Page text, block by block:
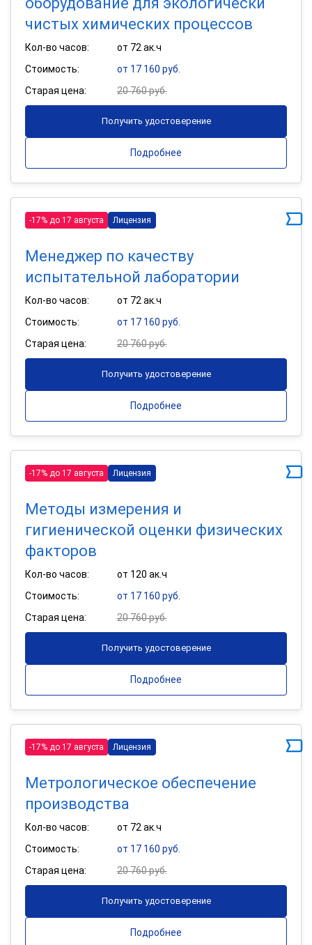
чистых химических процессов
Кол-во часов:
от 72 ак.ч
Стоимость:
от 17 160 руб.
Старая цена:
20 760 руб.
Получить удостоверение
Подробнее
-17% до 17 августа Лицензия
Менеджер по качеству
испытательной лаборатории
Кол-во часов:
от 72 ак.ч
Стоимость:
от 17 160 руб.
Старая цена:
20 760 руб.
Получить удостоверение
Подробнее
-17% до 17 августа Лицензия
Методы измерения и
гигиенической оценки физических
факторов
Кол-во часов:
от 120 ак.ч
Стоимость:
от 17 160 руб.
Старая цена:
20 760 руб.
Получить удостоверение
Подробнее
-17% до 17 августа Лицензия
Метрологическое обеспечение
производства
Кол-во часов:
от 72 ак.ч
Стоимость:
от 17 160 руб.
Старая цена:
20 760 руб.
Получить удостоверение
Подробнее